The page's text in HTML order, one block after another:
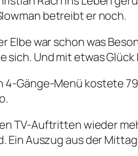
betreibt er noch.
Elbe war schon was
sich. Und mit etwas
4-Gänge-Menü kostete
TV-Auftritten wieder
Ein Auszug aus der